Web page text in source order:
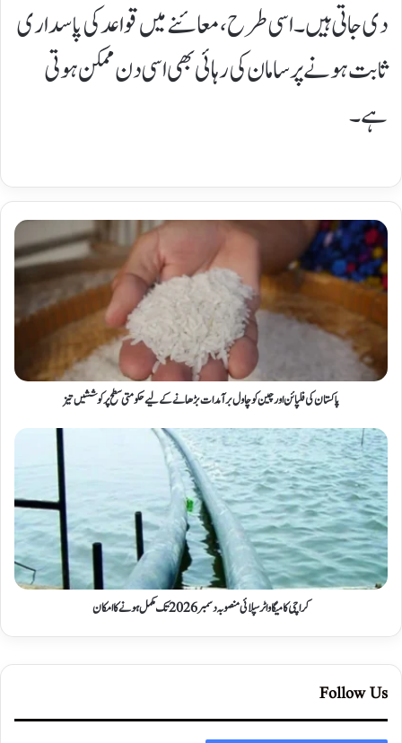
دی جاتی ہیں۔ اسی طرح، معائنے میں قواعد کی پاسداری
ثابت ہونے پر سامان کی رہائی بھی اسی دن ممکن ہوتی
ہے۔
پاکستان کی فلپائن اور چین کو چاول برآمدات بڑھانے کے لیے حکومتی سطح پر کوششیں تیز
کراچی کا میگا واٹر سپلائی منصوبہ دسمبر 2026 تک مکمل ہونے کا امکان
Follow Us